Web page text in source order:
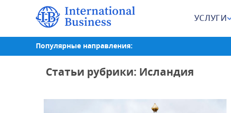
УСЛУГИ
Популярные направления:
Статьи рубрики: Исландия